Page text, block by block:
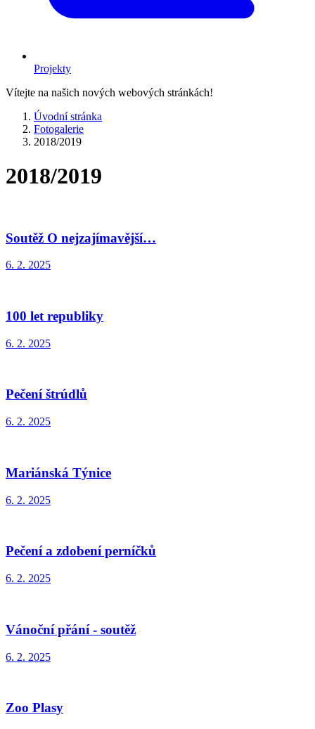
Projekty
Vítejte na našich nových webových stránkách!
Úvodní stránka
Fotogalerie
2018/2019
2018/2019
Soutěž O nejzajímavější…
6. 2. 2025
100 let republiky
6. 2. 2025
Pečení štrúdlů
6. 2. 2025
Mariánská Týnice
6. 2. 2025
Pečení a zdobení perníčků
6. 2. 2025
Vánoční přání - soutěž
6. 2. 2025
Zoo Plasy